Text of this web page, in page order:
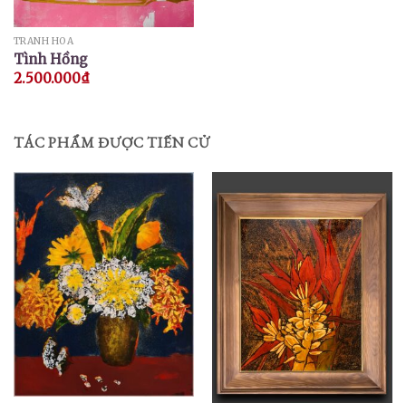
TRANH HOA
Tình Hồng
2.500.000₫
TÁC PHẨM ĐƯỢC TIẾN CỬ